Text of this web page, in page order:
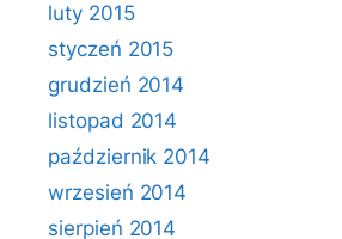
luty 2015
styczeń 2015
grudzień 2014
listopad 2014
październik 2014
wrzesień 2014
sierpień 2014